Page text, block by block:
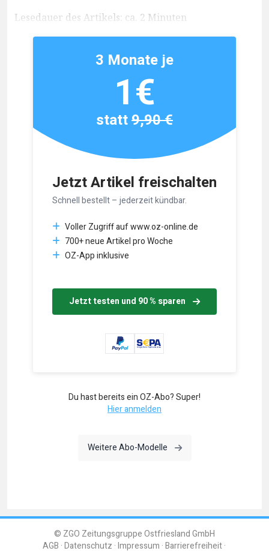
Lesedauer des Artikels: ca. 2 Minuten
Jetzt Artikel freischalten
Schnell bestellt – jederzeit kündbar.
Voller Zugriff auf www.oz-online.de
700+ neue Artikel pro Woche
OZ-App inklusive
Jetzt testen und 90 % sparen
3 Monate je
1€
statt9,90 €
Du hast bereits ein OZ-Abo? Super!
Hier anmelden
Weitere Abo-Modelle
© ZGO Zeitungsgruppe Ostfriesland GmbH
AGB Datenschutz Impressum Barrierefreiheit